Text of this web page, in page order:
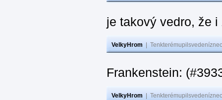
je takový vedro, že
VelkyHrom
Frankenstein:
VelkyHrom